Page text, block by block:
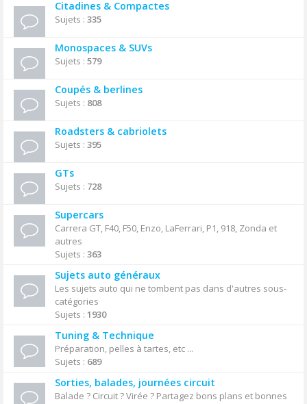
Citadines & Compactes
Sujets : 335
Monospaces & SUVs
Sujets : 579
Coupés & berlines
Sujets : 808
Roadsters & cabriolets
Sujets : 395
GTs
Sujets : 728
Supercars
Carrera GT, F40, F50, Enzo, LaFerrari, P1, 918, Zonda et
autres
Sujets : 363
Sujets auto généraux
Les sujets auto qui ne tombent pas dans d'autres sous-
catégories
Sujets : 1930
Tuning & Technique
Préparation, pelles à tartes, etc ...
Sujets : 689
Sorties, balades, journées circuit
Balade ? Circuit ? Virée ? Partagez bons plans et bonnes